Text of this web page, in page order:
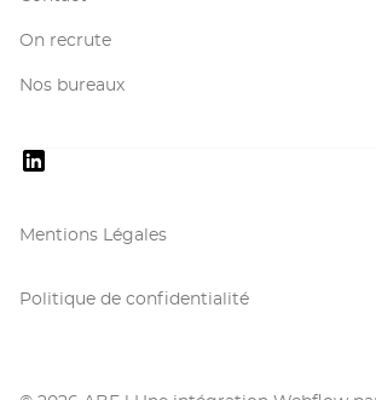
On recrute
Nos bureaux
Mentions Légales
Politique de confidentialité